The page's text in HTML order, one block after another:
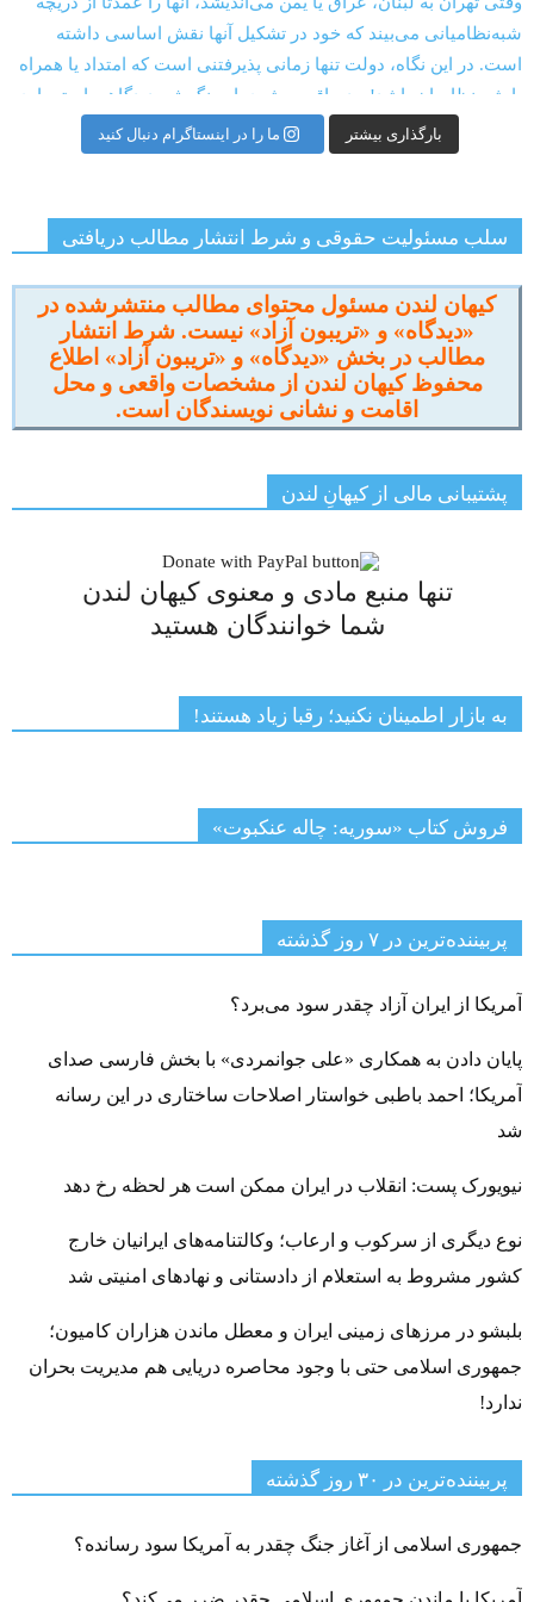
بارگذاری بیشتر ما را در اینستاگرام دنبال کنید
سلب مسئولیت حقوقی و شرط انتشار مطالب دریافتی
کیهان لندن مسئول محتوای مطالب منتشرشده در
«دیدگاه» و «تریبون آزاد» نیست. شرط انتشار
مطالب در بخش «دیدگاه» و «تریبون آزاد» اطلاع
محفوظ کیهان لندن از مشخصات واقعی و محل
اقامت و نشانی نویسندگان است.
پشتیبانی مالی از کیهانِ لندن
تنها منبع مادی و معنوی کیهان لندن
شما خوانندگان هستید
به بازار اطمینان نکنید؛ رقبا زیاد هستند!
فروش کتاب «سوریه: چاله عنکبوت»
پربیننده‌ترین‌ در ۷ روز گذشته
آمریکا از ایران آزاد چقدر سود می‌برد؟
پایان دادن به همکاری «علی جوانمردی» با بخش فارسی صدای
آمریکا؛ احمد باطبی خواستار اصلاحات ساختاری در این رسانه
شد
نیویورک پست: انقلاب در ایران ممکن است هر لحظه رخ دهد
نوع دیگری از سرکوب و ارعاب؛ وکالتنامه‌های ایرانیان خارج
کشور مشروط به استعلام از دادستانی و نهادهای امنیتی شد
بلبشو در مرزهای زمینی ایران و معطل ماندن هزاران کامیون؛
جمهوری اسلامی حتی با وجود محاصره دریایی هم مدیریت بحران
ندارد!
پربیننده‌ترین‌ در ۳۰ روز گذشته
جمهوری اسلامی از آغاز جنگ چقدر به آمریکا سود رسانده؟